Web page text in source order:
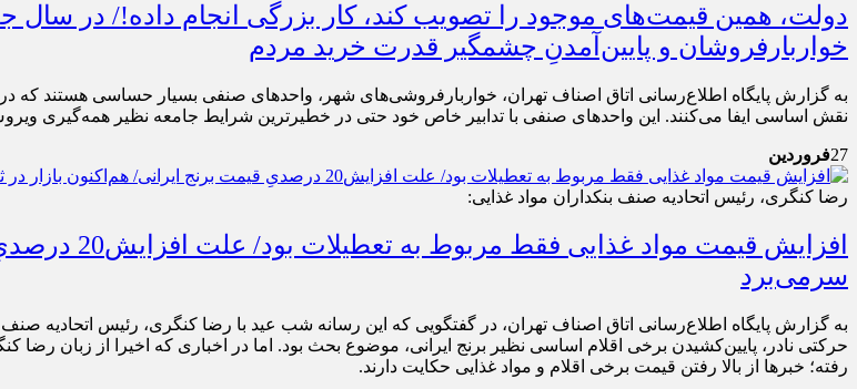
دولت، همین قیمت‌های موجود را تصویب کند، کار بزرگی انجام داده!/ در سال
خواربارفروشان و پایین‌آمدنِ چشمگیر قدرت خرید مردم
به گزارش پایگاه اطلاع‌رسانی اتاق اصناف تهران، خواربارفروشی‌های شهر، واحدهای صنفی بسیار حساسی هستند که در
نقش اساسی ایفا می‌کنند. این واحدهای صنفی با تدابیر خاص خود حتی در خطیرترین شرایط جامعه نظیر همه‌گیری ویروس
27فروردین
رضا کنگری، رئیس اتحادیه صنف بنکداران مواد غذایی:
افزایش قیمت
سرمی‌برد
به گزارش پایگاه اطلاع‌رسانی اتاق اصناف تهران، در گفتگویی که این رسانه شب عید با رضا کنگری، رئیس اتحادیه صنف
حرکتی نادر، پایین‌کشیدن برخی اقلام اساسی نظیر برنج ایرانی، موضوع بحث بود. اما در اخباری که اخیرا از زبان
رفته؛ خبرها از بالا رفتن قیمت برخی اقلام و مواد غذایی حکایت دارند.